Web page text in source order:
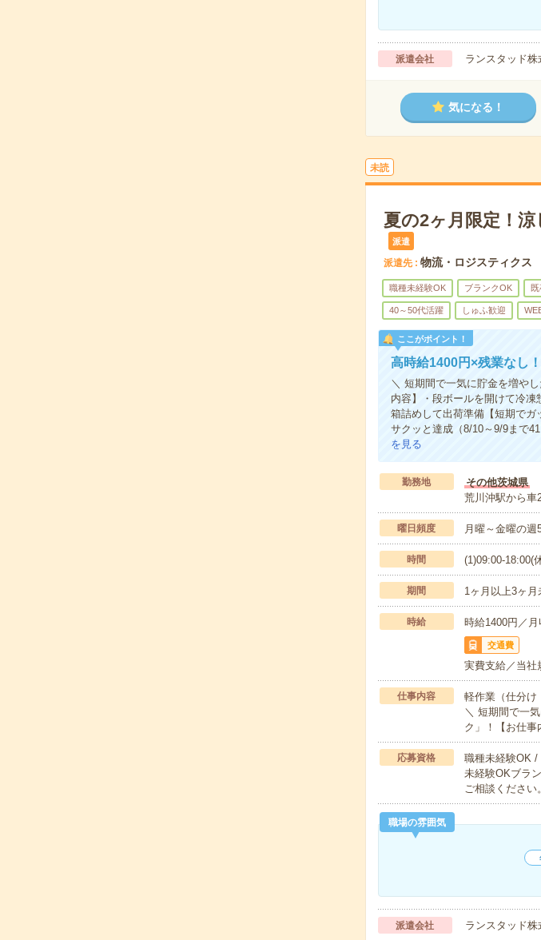
派遣会社 ランスタッド
気になる！
未読
夏の2ヶ月限定！
派遣
派遣先 物流・ロジスティクス
職種未経験OK ブランクOK
40～50代活躍 しゅふ歓迎
ここがポイント！
高時給1400円×残業なし
＼ 短期間で一気に貯金を増や
内容】・段ボールを開けて冷
箱詰めして出荷準備【短期で
サクッと達成（8/10～9/9まで
を見る
勤務地
その他茨城県
荒川沖駅から車
曜日頻度 月曜～金曜の週
時間 (1)09:00-18:00(
期間 1ヶ月以上3ヶ
時給 時給1400円／
交通費
実費支給／当社
仕事内容
軽作業（仕分け
＼ 短期間で一
ク」！【お仕事
応募資格
職種未経験OK /
未経験OKブラ
ご相談くださ
職場の雰囲気
派遣会社 ランスタッド